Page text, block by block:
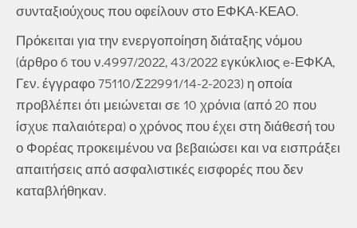
συνταξιούχους που οφείλουν στο ΕΦΚΑ-ΚΕΑΟ.
Πρόκειται για την ενεργοποίηση διάταξης νόμου
(άρθρο 6 του ν.4997/2022, 43/2022 εγκύκλιος e-ΕΦΚΑ,
Γεν. έγγραφο 75110/Σ22991/14-2-2023) η οποία
προβλέπει ότι μειώνεται σε 10 χρόνια (από 20 που
ίσχυε παλαιότερα) ο χρόνος που έχει στη διάθεσή του
ο Φορέας προκειμένου να βεβαιώσει και να εισπράξει
απαιτήσεις από ασφαλιστικές εισφορές που δεν
καταβλήθηκαν.